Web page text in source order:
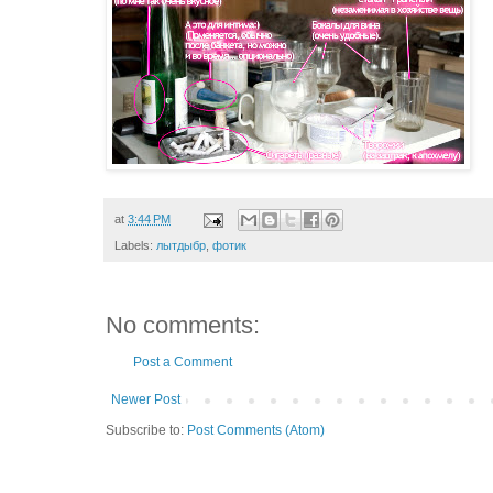
at 3:44 PM
Labels: лытдыбр, фотик
No comments:
Post a Comment
Newer Post
Subscribe to: Post Comments (Atom)